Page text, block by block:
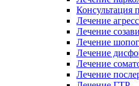
Консультация
Лечение
Лечение
Лечение
Лечение
Лечение
Лечение